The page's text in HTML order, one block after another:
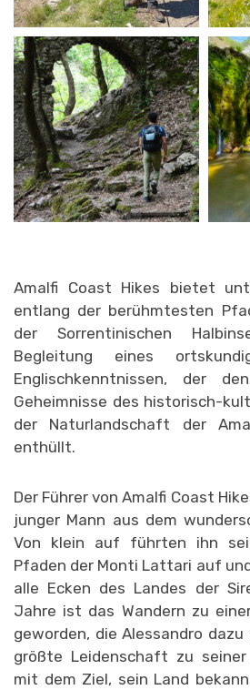
Amalfi Coast Hikes bietet
entlang der berühmtesten
der Sorrentinischen
Begleitung eines
Englischkenntnissen, der
Geheimnisse des historisch-
der Naturlandschaft der
enthüllt.
Der Führer von Amalfi Coast
junger Mann aus dem
Von klein auf führten ihn
Pfaden der Monti Lattari auf
alle Ecken des Landes der
Jahre ist das Wandern zu
geworden, die Alessandro
größte Leidenschaft zu
mit dem Ziel, sein Land